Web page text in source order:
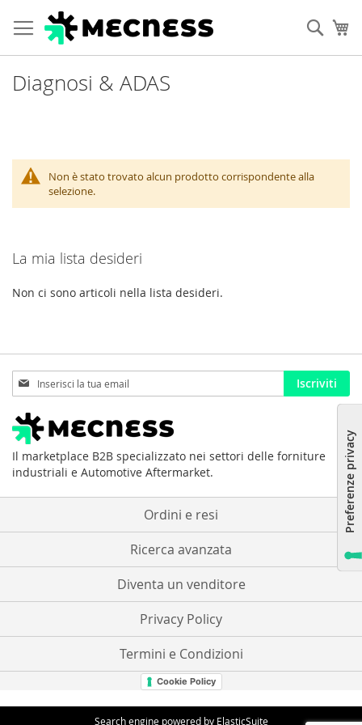
Cerca
Diagnosi & ADAS
Non è stato trovato alcun prodotto corrispondente alla
selezione.
La mia lista desideri
Non ci sono articoli nella lista desideri.
Iscriviti
alla
nostra
Newsletter:
Iscriviti
Il marketplace B2B specializzato nei settori delle forniture
industriali e Automotive Aftermarket.
Ordini e resi
Ricerca avanzata
Diventa un venditore
Privacy Policy
Termini e Condizioni
Cookie Policy
Search engine powered by ElasticSuite